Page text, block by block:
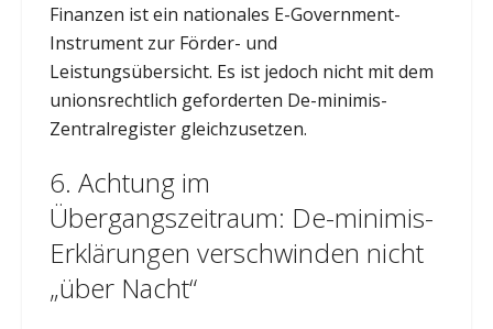
Finanzen ist ein nationales E-Government-
Instrument zur Förder- und
Leistungsübersicht. Es ist jedoch nicht mit dem
unionsrechtlich geforderten De-minimis-
Zentralregister gleichzusetzen.
6. Achtung im
Übergangszeitraum: De-minimis-
Erklärungen verschwinden nicht
„über Nacht“